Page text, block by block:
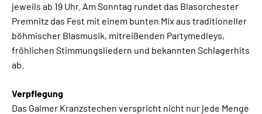
jeweils ab 19 Uhr. Am Sonntag rundet das Blasorchester
Premnitz das Fest mit einem bunten Mix aus traditioneller
böhmischer Blasmusik, mitreißenden Partymedleys,
fröhlichen Stimmungsliedern und bekannten Schlagerhits
ab.
Verpflegung
Das Galmer Kranzstechen verspricht nicht nur jede Menge